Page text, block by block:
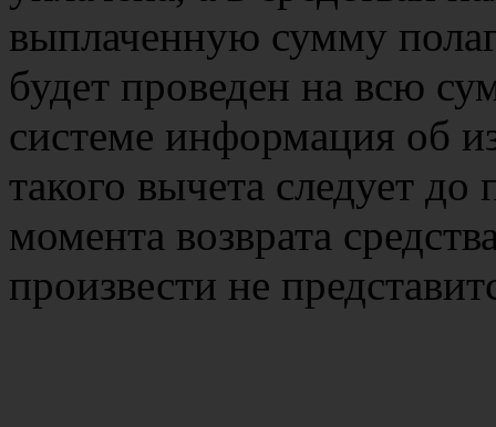
выплаченную сумму
будет проведен на всю
системе информация об
такого вычета следует
момента возврата
произвести не